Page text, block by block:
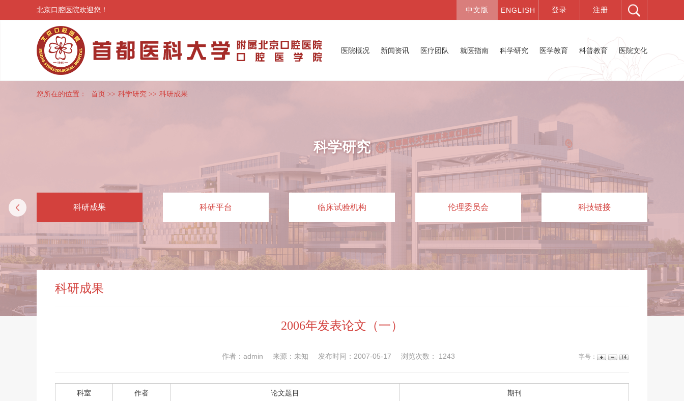
北京口腔医院欢迎您！
医院概况 新闻资讯 医疗团队 就医指南 科学研究 医学教育 科普教育 医院文化
您所在的位置： 首页 >> 科学研究 >> 科研成果
科学研究
科研成果 科研平台 临床试验机构 伦理委员会 科技链接
科研成果
2006年发表论文（一）
作者：admin 来源：未知 发布时间：2007-05-17 浏览次数： 1243 字号：
科室 作者 论文题目 期刊